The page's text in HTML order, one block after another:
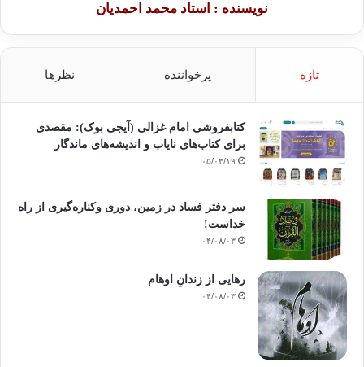
نویسنده : استاد محمد احمدیان
تازه پرخواننده نظرها
کتابفروشی امام غزالی (آیجی بوک): مقصدی
برای کتاب‌های نایاب و اندیشه‌های ماندگار
۰۵/۰۳/۱۹
سر دفتر فساد در زمین‌، دوری وکناره‌گیری از راه
خداست‌!
۰۴/۰۸/۰۳
رهایی از زندانِ اوهام
۰۴/۰۸/۰۳